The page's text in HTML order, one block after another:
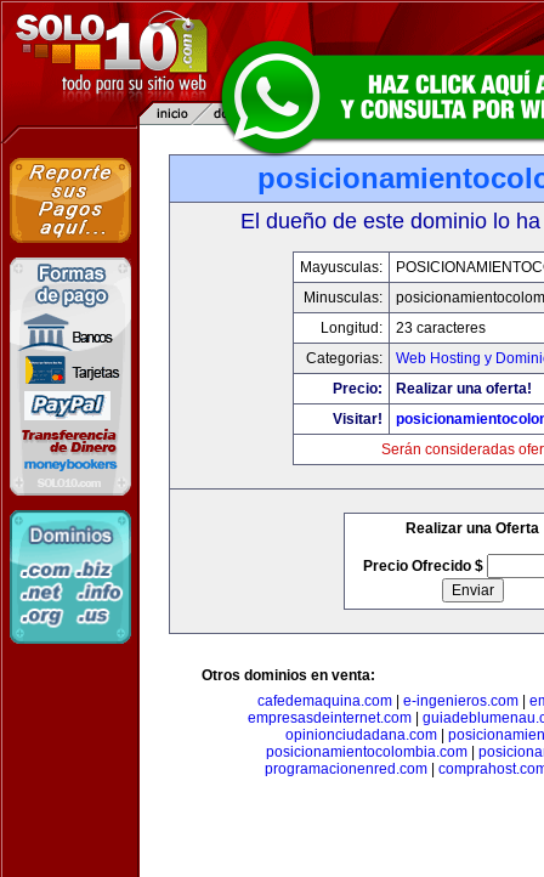
El dueño de este dominio lo
Mayusculas:
Minusculas:
Longitud:
23 caracteres
Categorias:
Web Hosting y
Precio:
Realizar una oferta!
Visitar!
Serán consideradas
Realizar una Oferta
Precio Ofrecido $
Otros dominios en venta:
cafedemaquina.com
e-ingenieros.com
empresasdeinternet.com|
opinionciudadana.com
posicionamientocolombia.com|
programacionenred.com